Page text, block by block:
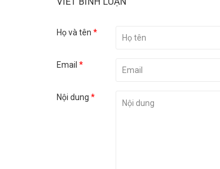
Họ và tên *
Email *
Nội dung *